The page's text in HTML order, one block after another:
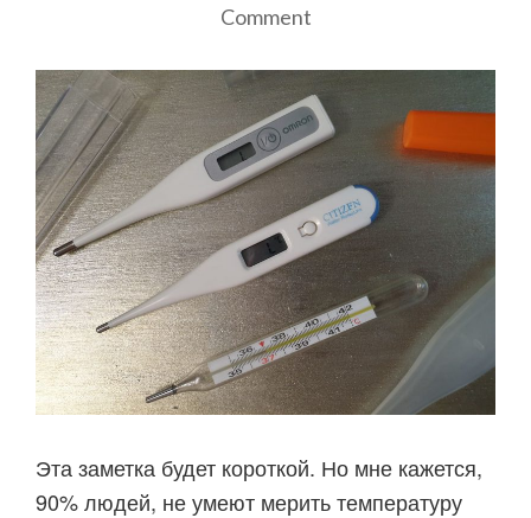
Commenton
школу.
Как,
конце
концов,
мерить
температуру
тела
Эта заметка будет короткой. Но мне кажется,
90% людей, не умеют мерить температуру